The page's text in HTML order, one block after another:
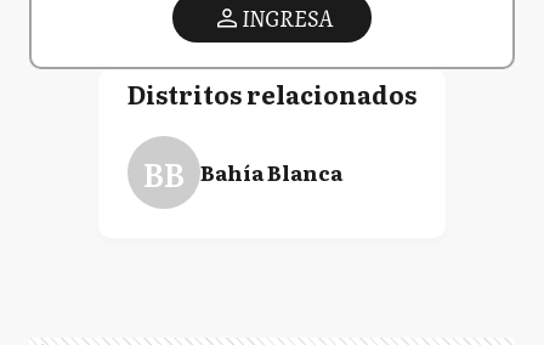
INGRESA
Distritos relacionados
BB Bahía Blanca